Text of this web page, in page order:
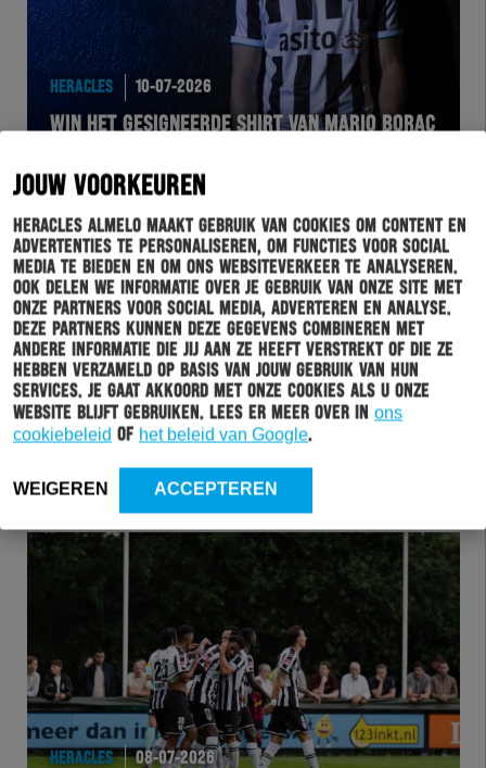
JOUW VOORKEUREN
Heracles Almelo maakt gebruik van cookies om content en
advertenties te personaliseren, om functies voor social
media te bieden en om ons websiteverkeer te analyseren.
Ook delen we informatie over je gebruik van onze site met
onze partners voor social media, adverteren en analyse.
Deze partners kunnen deze gegevens combineren met
andere informatie die jij aan ze heeft verstrekt of die ze
hebben verzameld op basis van jouw gebruik van hun
services. Je gaat akkoord met onze cookies als u onze
website blijft gebruiken. Lees er meer over in ons
cookiebeleid of het beleid van Google.
WEIGEREN ACCEPTEREN
HERACLES 10-07-2026
WIN HET GESIGNEERDE SHIRT VAN MARIO BORAC
HERACLES 09-07-2026
GESLAAGDE VIJFDE EDITIE GOAL VOOR HERACLES
HERACLES 08-07-2026